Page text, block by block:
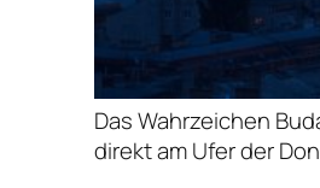
Das Wahrzeichen
direkt am Ufer der